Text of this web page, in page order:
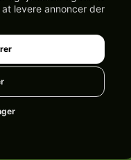
at levere annoncer der